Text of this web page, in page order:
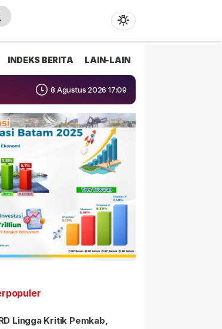
INDEKS BERITA LAIN-LAIN
8 Agustus 2026 17:09
Lingga Kritik Pemkab,